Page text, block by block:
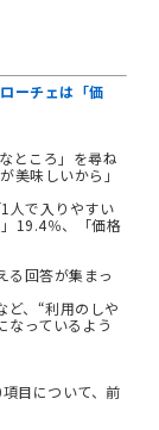
ーチェは「価
ところ」を尋ね
美味しいから」
人で入りやすい
19.4％、「価格
る回答が集まっ
ど、“利用のしや
なっているよう
目について、前